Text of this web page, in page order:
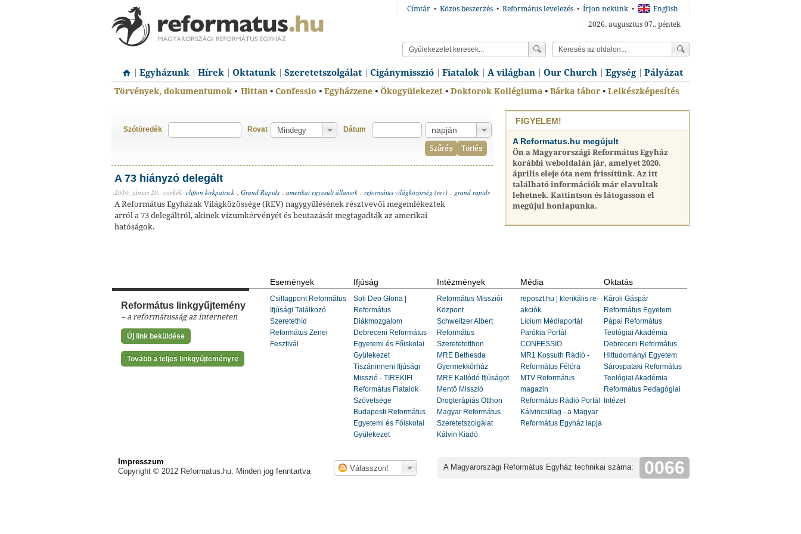
Címtár • Közös beszerzés • Református levelezés • Írjon nekünk •
English
2026. augusztus 07., péntek
Egyházunk Hírek Oktatunk Szeretetszolgálat Cigánymisszió Fiatalok A világban Our Church Egység Pályázat
Törvények, dokumentumok • Hittan • Confessio • Egyházzene • Ökogyülekezet • Doktorok Kollégiuma • Bárka tábor • Lelkészképesítés
Szótöredék Rovat Dátum
Törlés
Szűrés
A 73 hiányzó delegált
2010. június 20., címkék: clifton kirkpatrick , Grand Rapids , amerikai egyesült államok , református világközösség (rev) , grand rapids
A Református Egyházak Világközössége (REV) nagygyűlésének résztvevői megemlékeztek
arról a 73 delegáltról, akinek vízumkérvényét és beutazását megtagadták az amerikai
hatóságok.
FIGYELEM!
A Reformatus.hu megújult
Ön a Magyarországi Református Egyház
korábbi weboldalán jár, amelyet 2020.
április eleje óta nem frissítünk. Az itt
található információk már elavultak
lehetnek. Kattintson és látogasson el
megújul honlapunka.
Református linkgyűjtemény
– a reformátusság az interneten
Új link beküldése
Tovább a teljes linkgyűjteményre
Események
Csillagpont Református
Ifjúsági Találkozó
Szeretethíd
Református Zenei
Fesztivál
Ifjúság
Soli Deo Gloria |
Református
Diákmozgalom
Debreceni Református
Egyetemi és Főiskolai
Gyülekezet
Tiszáninneni Ifjúsági
Misszió - TIREKIFI
Református Fiatalok
Szövetsége
Budapesti Református
Egyetemi és Főiskolai
Gyülekezet
Intézmények
Református Missziói
Központ
Schweitzer Albert
Református
Szeretetotthon
MRE Bethesda
Gyermekkórház
MRE Kallódó Ifjúságot
Mentő Misszió
Drogterápiás Otthon
Magyar Református
Szeretetszolgálat
Kálvin Kiadó
Média
reposzt.hu | klerikális re-
akciók
Lícium Médiaportál
Parókia Portál
CONFESSIO
MR1 Kossuth Rádió -
Református Félóra
MTV Református
magazin
Református Rádió Portál
Kálvincsillag - a Magyar
Református Egyház lapja
Oktatás
Károli Gáspár
Református Egyetem
Pápai Református
Teológiai Akadémia
Debreceni Református
Hittudományi Egyetem
Sárospataki Református
Teológiai Akadémia
Református Pedagógiai
Intézet
Impresszum
Copyright © 2012 Reformatus.hu. Minden jog fenntartva
A Magyarországi Református Egyház technikai száma: 0066